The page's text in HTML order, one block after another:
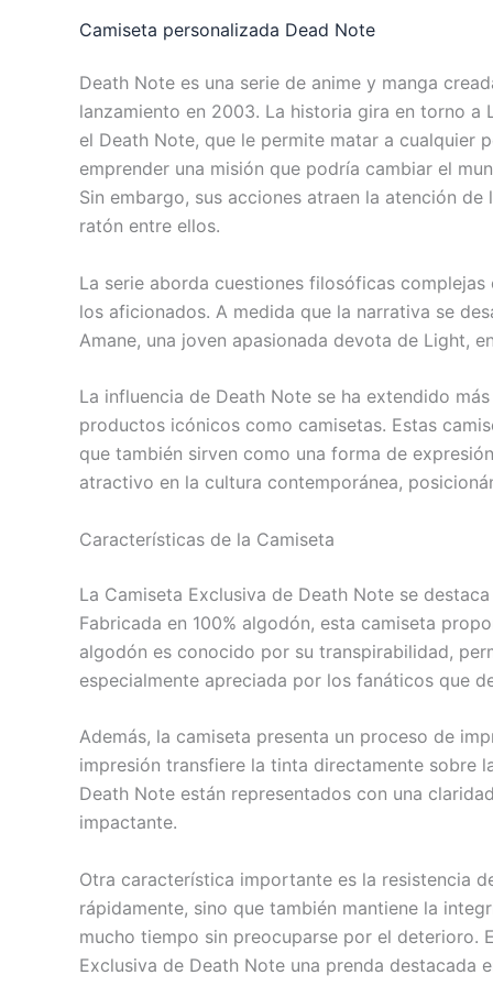
Camiseta personalizada Dead Note
Death Note es una serie de anime y manga
lanzamiento en 2003. La historia gira en torno a
el Death Note, que le permite matar a cualquier
emprender una misión que podría cambiar el
Sin embargo, sus acciones atraen la atención
ratón entre ellos.
La serie aborda cuestiones filosóficas
los aficionados. A medida que la narrativa se
Amane, una joven apasionada devota de Light,
La influencia de Death Note se ha extendido
productos icónicos como camisetas. Estas
que también sirven como una forma de
atractivo en la cultura contemporánea,
Características de la Camiseta
La Camiseta Exclusiva de Death Note se
Fabricada en 100% algodón, esta camiseta
algodón es conocido por su transpirabilidad,
especialmente apreciada por los fanáticos que
Además, la camiseta presenta un proceso de
impresión transfiere la tinta directamente sobre
Death Note están representados con una
impactante.
Otra característica importante es la resistencia
rápidamente, sino que también mantiene la
mucho tiempo sin preocuparse por el deterioro.
Exclusiva de Death Note una prenda